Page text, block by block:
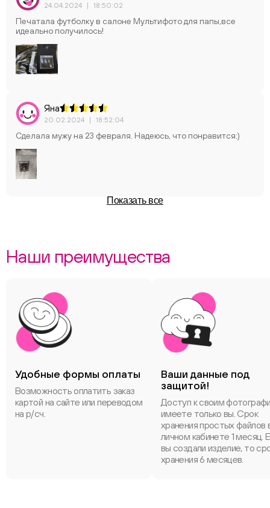
24.04.2024 | 18:50:02
Печатала футболку в салоне Мультифото для папы,все
идеально получилось!
Яна
20.02.2024 | 18:52:04
Сделала мужу на 23 февраля. Надеюсь, что понравится:)
Показать все
Наши преимущества
Удобные формы оплаты
Возможность оплатить заказ
картой на сайте или переводом
на р/сч.
Ваши данные под
защитой!
Доступ к своим
имеете только вы. Срок
хранения простых файлов
личном кабинете 1 месяц.
вы создали изделие, то
хранения 6 месяцев.